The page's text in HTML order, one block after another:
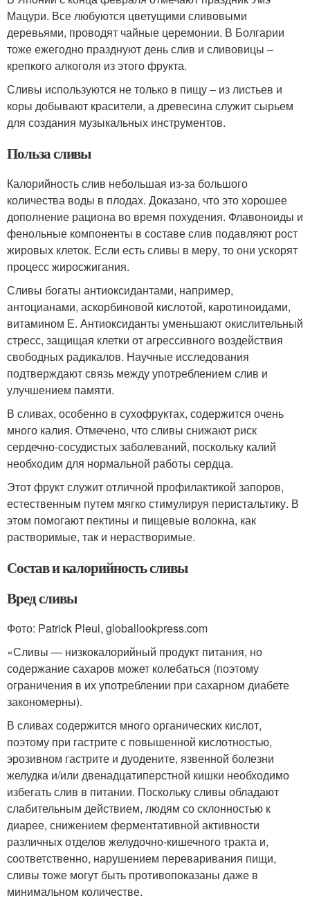
Мацури. Все любуются цветущими сливовыми
деревьями, проводят чайные церемонии. В Болгарии
тоже ежегодно празднуют день слив и сливовицы –
крепкого алкоголя из этого фрукта.
Сливы используются не только в пищу – из листьев и
коры добывают красители, а древесина служит сырьем
для создания музыкальных инструментов.
Польза сливы
Калорийность слив небольшая из-за большого
количества воды в плодах. Доказано, что это хорошее
дополнение рациона во время похудения. Флавоноиды и
фенольные компоненты в составе слив подавляют рост
жировых клеток. Если есть сливы в меру, то они ускорят
процесс жиросжигания.
Сливы богаты антиоксидантами, например,
антоцианами, аскорбиновой кислотой, каротиноидами,
витамином Е. Антиоксиданты уменьшают окислительный
стресс, защищая клетки от агрессивного воздействия
свободных радикалов. Научные исследования
подтверждают связь между употреблением слив и
улучшением памяти.
В сливах, особенно в сухофруктах, содержится очень
много калия. Отмечено, что сливы снижают риск
сердечно-сосудистых заболеваний, поскольку калий
необходим для нормальной работы сердца.
Этот фрукт служит отличной профилактикой запоров,
естественным путем мягко стимулируя перистальтику. В
этом помогают пектины и пищевые волокна, как
растворимые, так и нерастворимые.
Состав и калорийность сливы
Вред сливы
Фото: Patrick Pleul, globallookpress.com
«Сливы — низкокалорийный продукт питания, но
содержание сахаров может колебаться (поэтому
ограничения в их употреблении при сахарном диабете
закономерны).
В сливах содержится много органических кислот,
поэтому при гастрите с повышенной кислотностью,
эрозивном гастрите и дуодените, язвенной болезни
желудка и/или двенадцатиперстной кишки необходимо
избегать слив в питании. Поскольку сливы обладают
слабительным действием, людям со склонностью к
диарее, снижением ферментативной активности
различных отделов желудочно-кишечного тракта и,
соответственно, нарушением переваривания пищи,
сливы тоже могут быть противопоказаны даже в
минимальном количестве.